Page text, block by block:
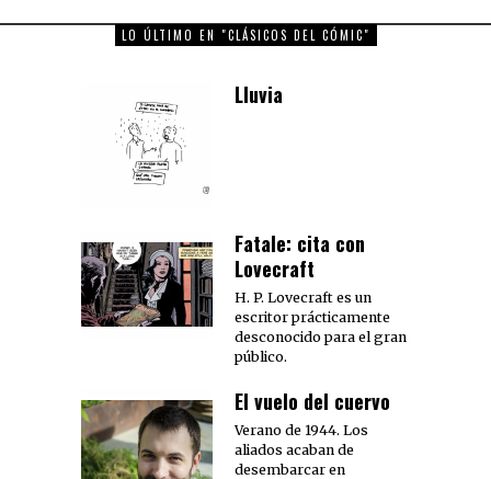
LO ÚLTIMO EN "CLÁSICOS DEL CÓMIC"
Lluvia
Fatale: cita con
Lovecraft
H. P. Lovecraft es un
escritor prácticamente
desconocido para el gran
público.
El vuelo del cuervo
Verano de 1944. Los
aliados acaban de
desembarcar en